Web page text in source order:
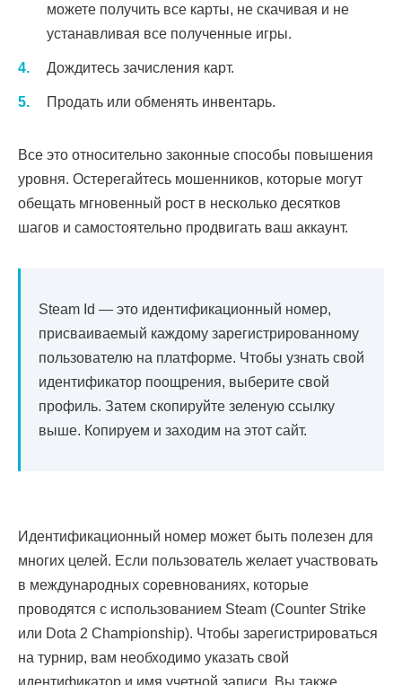
можете получить все карты, не скачивая и не
устанавливая все полученные игры.
Дождитесь зачисления карт.
Продать или обменять инвентарь.
Все это относительно законные способы повышения
уровня. Остерегайтесь мошенников, которые могут
обещать мгновенный рост в несколько десятков
шагов и самостоятельно продвигать ваш аккаунт.
Steam Id — это идентификационный номер,
присваиваемый каждому зарегистрированному
пользователю на платформе. Чтобы узнать свой
идентификатор поощрения, выберите свой
профиль. Затем скопируйте зеленую ссылку
выше. Копируем и заходим на этот сайт.
Идентификационный номер может быть полезен для
многих целей. Если пользователь желает участвовать
в международных соревнованиях, которые
проводятся с использованием Steam (Counter Strike
или Dota 2 Championship). Чтобы зарегистрироваться
на турнир, вам необходимо указать свой